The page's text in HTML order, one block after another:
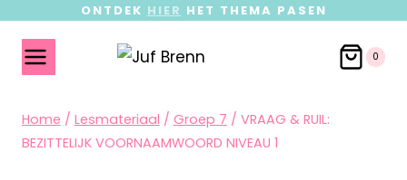
ONTDEK HIER HET THEMA PASEN
0
Home / Lesmateriaal / Groep 7 / VRAAG & RUIL:
BEZITTELIJK VOORNAAMWOORD NIVEAU 1